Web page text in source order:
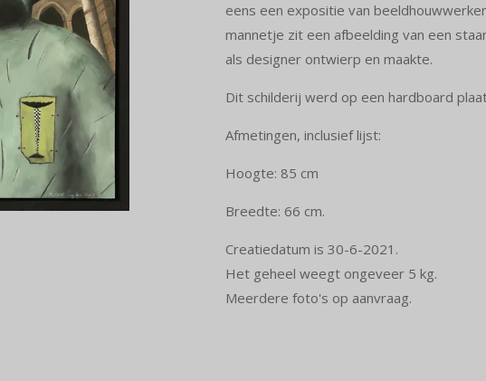
eens een expositie van
mannetje zit een afbeelding van een
als designer ontwierp en maakte.
Dit schilderij werd op een hardboard
Afmetingen, inclusief lijst:
Hoogte: 85 cm
Breedte: 66 cm.
Creatiedatum is 30-6-2021.
Het geheel weegt ongeveer 5 kg.
Meerdere foto's op aanvraag.